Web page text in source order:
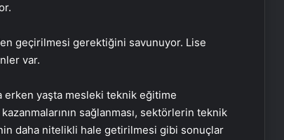
geçirilmesi gerektiğini savunuyor. Lise
var.
yaşta mesleki teknik eğitime
sağlanması, sektörlerin teknik
daha nitelikli hale getirilmesi gibi sonuçlar